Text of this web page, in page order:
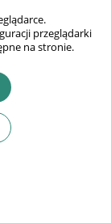
przeglądarki
na stronie.